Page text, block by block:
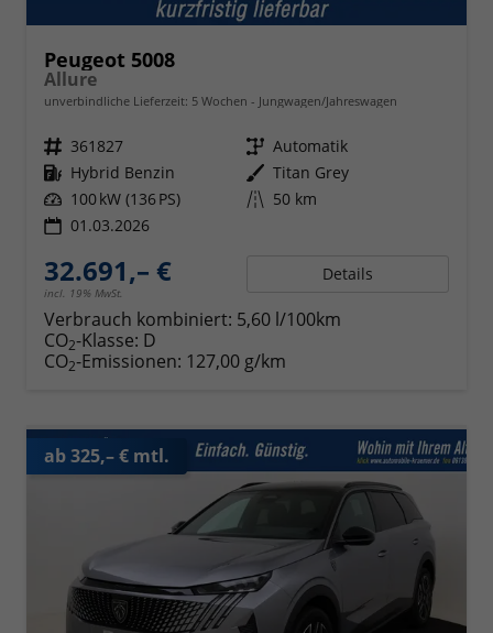
Peugeot 5008
Allure
unverbindliche Lieferzeit: 5 Wochen Jungwagen/Jahreswagen
Fahrzeugnr. 361827 Getriebe Automatik
Kraftstoff Hybrid Benzin Außenfarbe Titan Grey
Leistung 100 kW (136 PS) Kilometerstand 50 km
01.03.2026
32.691,– €
incl. 19% MwSt.
Details
Verbrauch kombiniert: 5,60 l/100km
CO2-Klasse: D
CO2-Emissionen: 127,00 g/km
ab 325,– € mtl.